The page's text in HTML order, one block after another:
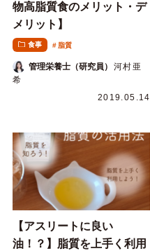
物高脂質食のメリット・デ
メリット】
食事 脂質
管理栄養士（研究員）
河村亜
希
2019.05.14
【アスリートに良い
油！？】脂質を上手く利用